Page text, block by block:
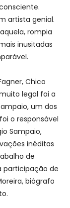
artista genial.
rompia
inusitadas
Chico
legal foi a
um dos
o responsável
Sampaio,
inéditas
de
participação de
biógrafo